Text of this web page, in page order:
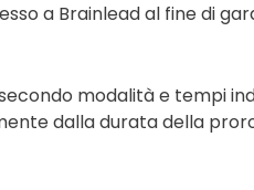
a Brainlead al fine di
modalità e tempi
dalla durata della